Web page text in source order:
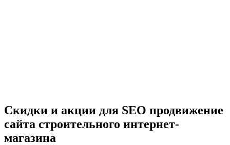
Скидки и акции для SEO продвижение
сайта строительного интернет-
магазина